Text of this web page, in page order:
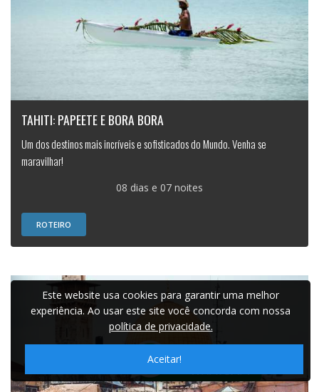
TAHITI: PAPEETE E BORA BORA
Um dos destinos mais incríveis e sofisticados do Mundo. Venha se
maravilhar!
08 dias e 07 noites
ROTEIRO
Este website usa cookies para garantir uma melhor
experiência. Ao usar este site você concorda com nossa
política de privacidade.
Aceitar!